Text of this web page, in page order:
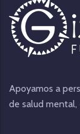
Apoyamos a
de salud mental,